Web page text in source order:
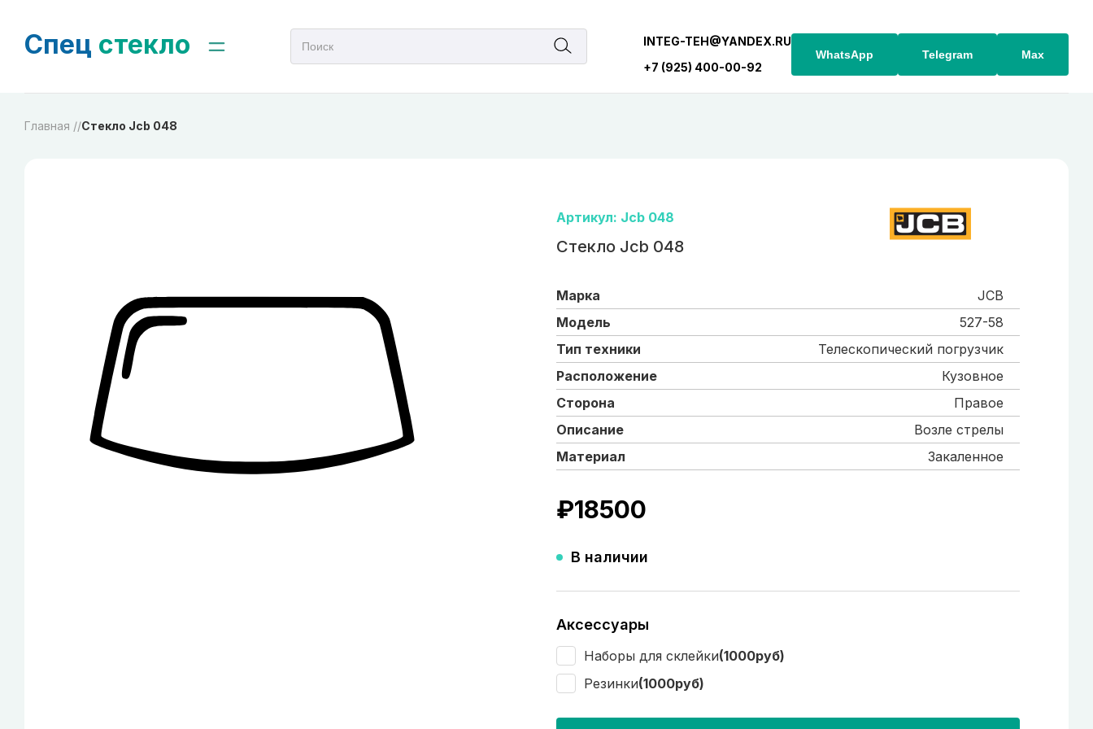
Спец стекло
INTEG-TEH@YANDEX.RU
+7 (925) 400-00-92
WhatsApp Telegram Max
Главная //Стекло Jcb 048
Артикул: Jcb 048
Стекло Jcb 048
Марка
JCB
Модель
527-58
Тип техники
Телескопический погрузчик
Расположение
Кузовное
Сторона
Правое
Описание
Возле стрелы
Материал
Закаленное
₽18500
В наличии
Аксессуары
Наборы для склейки(1000руб)
Резинки(1000руб)